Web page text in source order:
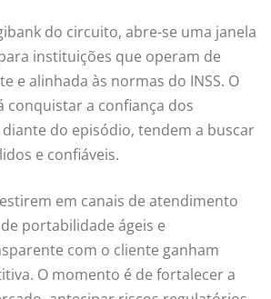
do circuito, abre-se uma janela
instituições que operam de
e alinhada às normas do INSS. O
conquistar a confiança dos
do episódio, tendem a buscar
e confiáveis.
em canais de atendimento
portabilidade ágeis e
com o cliente ganham
O momento é de fortalecer a